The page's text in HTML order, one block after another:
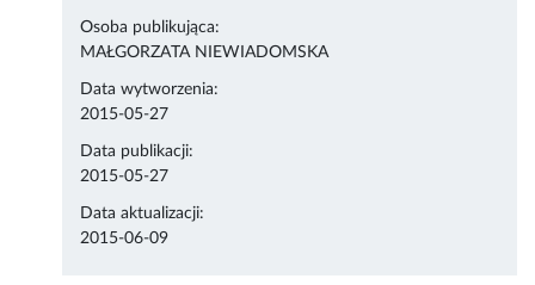
Osoba publikująca:
MAŁGORZATA NIEWIADOMSKA
Data wytworzenia:
2015-05-27
Data publikacji:
2015-05-27
Data aktualizacji:
2015-06-09